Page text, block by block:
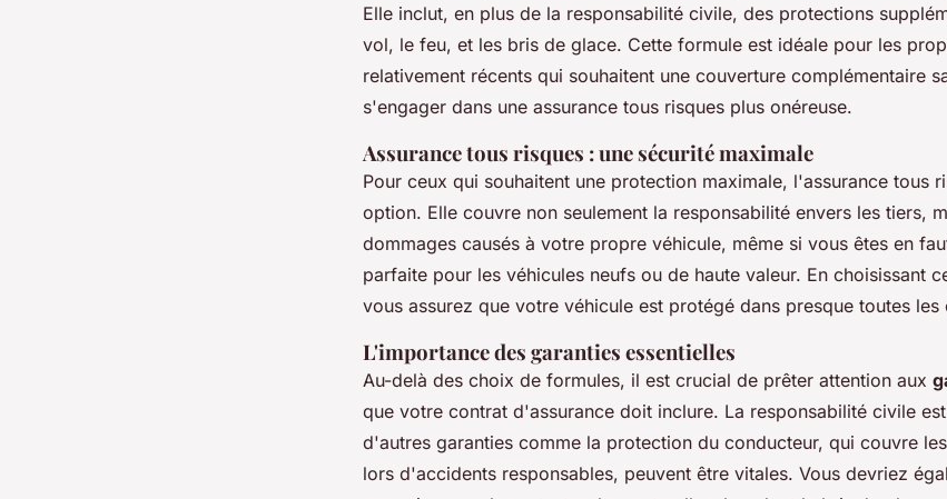
Elle inclut, en plus de la responsabilité civile, des protections
vol, le feu, et les bris de glace. Cette formule est idéale pour les
relativement récents qui souhaitent une couverture complémentaire
s'engager dans une assurance tous risques plus onéreuse.
Assurance tous risques : une sécurité maximale
Pour ceux qui souhaitent une protection maximale, l'assurance tous
option. Elle couvre non seulement la responsabilité envers les tiers,
dommages causés à votre propre véhicule, même si vous êtes en
parfaite pour les véhicules neufs ou de haute valeur. En choisissant
vous assurez que votre véhicule est protégé dans presque toutes les
L'importance des garanties essentielles
Au-delà des choix de formules, il est crucial de prêter attention aux
que votre contrat d'assurance doit inclure. La responsabilité civile
d'autres garanties comme la protection du conducteur, qui couvre
lors d'accidents responsables, peuvent être vitales. Vous devriez